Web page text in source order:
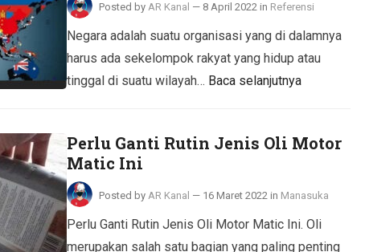
Posted by AR Kanal — 8 April 2022 in Referensi
Negara adalah suatu organisasi yang di dalamnya
harus ada sekelompok rakyat yang hidup atau
tinggal di suatu wilayah… Baca selanjutnya
Perlu Ganti Rutin Jenis Oli Motor
Matic Ini
Posted by AR Kanal — 16 Maret 2022 in Manasuka
Perlu Ganti Rutin Jenis Oli Motor Matic Ini. Oli
merupakan salah satu bagian yang paling penting